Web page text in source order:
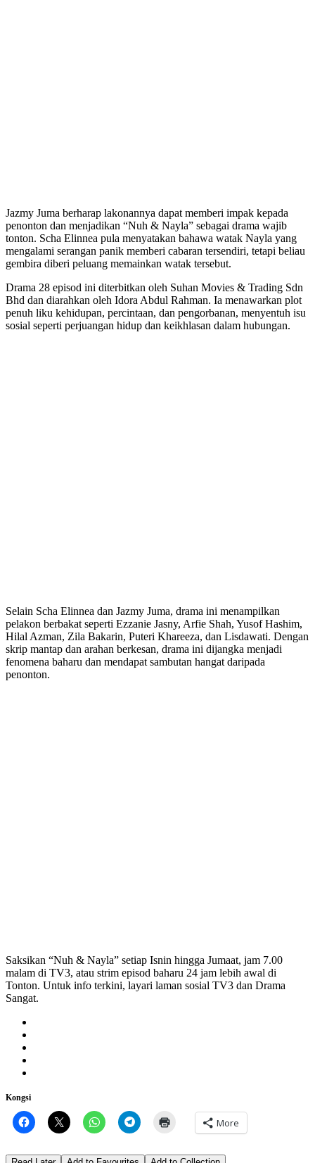
Jazmy Juma berharap lakonannya dapat memberi impak kepada
penonton dan menjadikan “Nuh & Nayla” sebagai drama wajib
tonton. Scha Elinnea pula menyatakan bahawa watak Nayla yang
mengalami serangan panik memberi cabaran tersendiri, tetapi beliau
gembira diberi peluang memainkan watak tersebut.
Drama 28 episod ini diterbitkan oleh Suhan Movies & Trading Sdn
Bhd dan diarahkan oleh Idora Abdul Rahman. Ia menawarkan plot
penuh liku kehidupan, percintaan, dan pengorbanan, menyentuh isu
sosial seperti perjuangan hidup dan keikhlasan dalam hubungan.
Selain Scha Elinnea dan Jazmy Juma, drama ini menampilkan
pelakon berbakat seperti Ezzanie Jasny, Arfie Shah, Yusof Hashim,
Hilal Azman, Zila Bakarin, Puteri Khareeza, dan Lisdawati. Dengan
skrip mantap dan arahan berkesan, drama ini dijangka menjadi
fenomena baharu dan mendapat sambutan hangat daripada
penonton.
Saksikan “Nuh & Nayla” setiap Isnin hingga Jumaat, jam 7.00
malam di TV3, atau strim episod baharu 24 jam lebih awal di
Tonton. Untuk info terkini, layari laman sosial TV3 dan Drama
Sangat.
Kongsi
More